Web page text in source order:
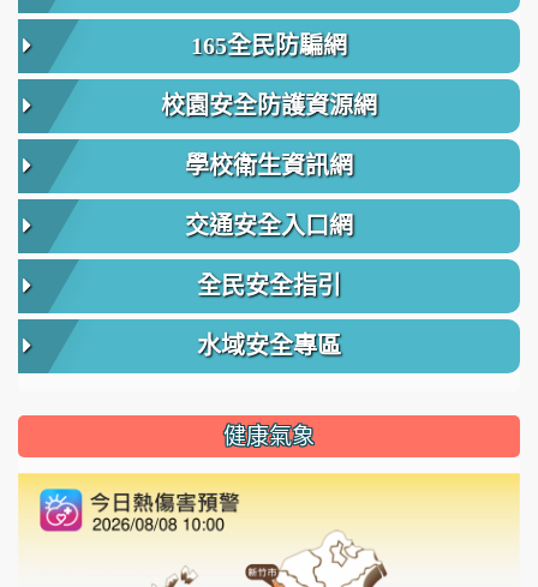
165全民防騙網
校園安全防護資源網
學校衛生資訊網
交通安全入口網
全民安全指引
水域安全專區
健康氣象